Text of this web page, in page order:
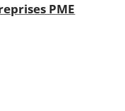
PME